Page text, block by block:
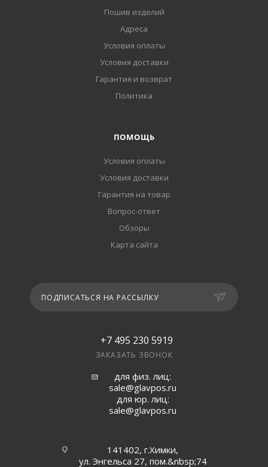
Пошив изделий
Адреса
Условия оплаты
Условия доставки
Гарантия и возврат
Политика
ПОМОЩЬ
Условия оплаты
Условия доставки
Гарантия на товар
Вопрос-ответ
Обзоры
Карта сайта
ПОДПИСАТЬСЯ НА РАССЫЛКУ
+7 495 230 5919
ЗАКАЗАТЬ ЗВОНОК
для физ. лиц:
sale@glavpos.ru
для юр. лиц:
sale@glavpos.ru
141402, г.Химки,
ул. Энгельса 27, пом.&nbsp;74